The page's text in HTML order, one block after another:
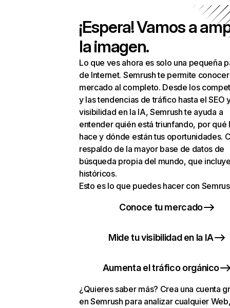
¡Espera! Vamos a
la imagen.
Lo que ves ahora es solo una pequeña
de Internet. Semrush te permite
mercado al completo. Desde los
y las tendencias de tráfico hasta el SEO
visibilidad en la IA, Semrush te ayuda a
entender quién está triunfando, por qué
hace y dónde están tus oportunidades.
respaldo de la mayor base de datos de
búsqueda propia del mundo, que
históricos.
Esto es lo que puedes hacer con
Conoce tu mercado
Mide tu visibilidad en la IA
Aumenta el tráfico orgánico
¿Quieres saber más? Crea una cuenta
en Semrush para analizar cualquier